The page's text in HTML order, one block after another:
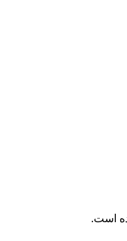
است.